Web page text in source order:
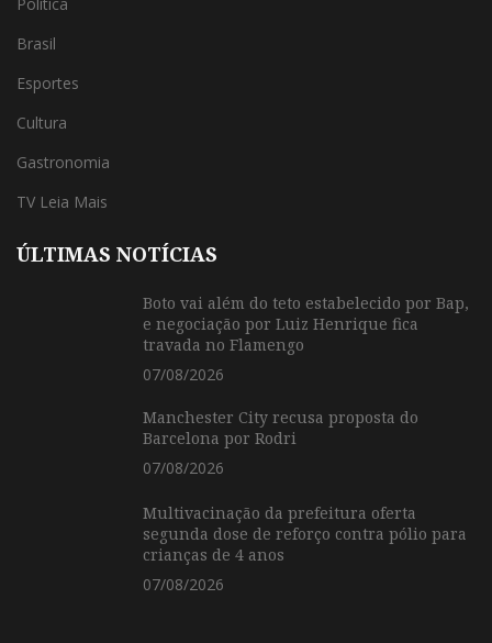
Brasil
Esportes
Cultura
Gastronomia
TV Leia Mais
ÚLTIMAS NOTÍCIAS
Boto vai além do teto estabelecido por Bap,
e negociação por Luiz Henrique fica
travada no Flamengo
07/08/2026
Manchester City recusa proposta do
Barcelona por Rodri
07/08/2026
Multivacinação da prefeitura oferta
segunda dose de reforço contra pólio para
crianças de 4 anos
07/08/2026